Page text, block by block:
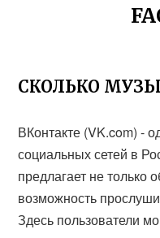
СКОЛЬКО
ВКонтакте (VK.com) -
социальных сетей в
предлагает не только
возможность
Здесь пользователи